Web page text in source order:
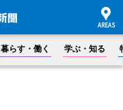
暮らす・働く 学ぶ・知る